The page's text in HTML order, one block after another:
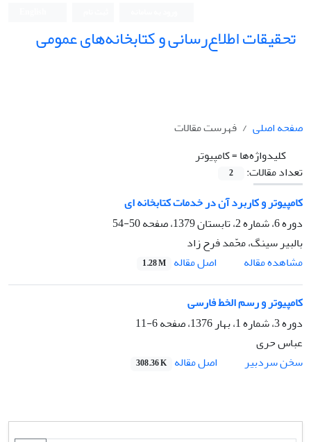
تحقیقات اطلاع‌رسانی و کتابخانه‌های عمومی
صفحه اصلی
فهرست مقالات
کلیدواژه‌ها =کامپیوتر
تعداد مقالات:
2
کامپیوتر و کاربرد آن در خدمات کتابخانه ای
دوره 6، شماره 2، تابستان 1379، صفحه
50-54
بالبیر سینگ، محّمد فرح زاد
مشاهده مقاله
اصل مقاله 1.28 M
کامپیوتر و رسم الخط فارسی
دوره 3، شماره 1، بهار 1376، صفحه
6-11
عباس حری
سخن سردبیر
اصل مقاله 308.36 K